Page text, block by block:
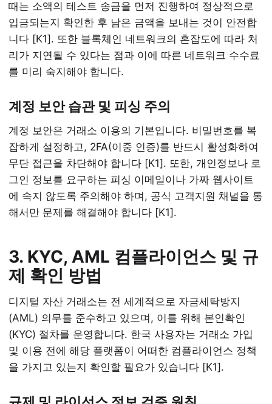
때는 소액의 테스트 송금을 먼저 진행하여 정상적으로
입금되는지 확인한 후 남은 금액을 보내는 것이 안전합
니다 [K1]. 또한 블록체인 네트워크의 혼잡도에 따라 처
리가 지연될 수 있다는 점과 이에 따른 네트워크 수수료
를 미리 숙지해야 합니다.
계정 보안 습관 및 피싱 주의
계정 보안은 거래소 이용의 기본입니다. 비밀번호를 복
잡하게 설정하고, 2FA(이중 인증)를 반드시 활성화하여
무단 접근을 차단해야 합니다 [K1]. 또한, 개인정보나 로
그인 정보를 요구하는 피싱 이메일이나 가짜 웹사이트
에 속지 않도록 주의해야 하며, 공식 고객지원 채널을 통
해서만 문제를 해결해야 합니다 [K1].
3. KYC, AML 컴플라이언스 및 규
제 확인 방법
디지털 자산 거래소는 전 세계적으로 자금세탁방지
(AML) 의무를 준수하고 있으며, 이를 위해 본인확인
(KYC) 절차를 운영합니다. 한국 사용자는 거래소 가입
및 이용 전에 해당 플랫폼이 어떠한 컴플라이언스 정책
을 가지고 있는지 확인할 필요가 있습니다 [K1].